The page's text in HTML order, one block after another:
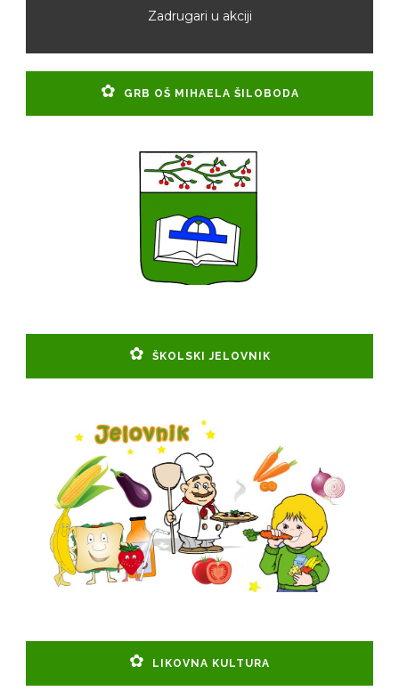
Zadrugari u akciji
GRB OŠ MIHAELA ŠILOBODA
ŠKOLSKI JELOVNIK
LIKOVNA KULTURA